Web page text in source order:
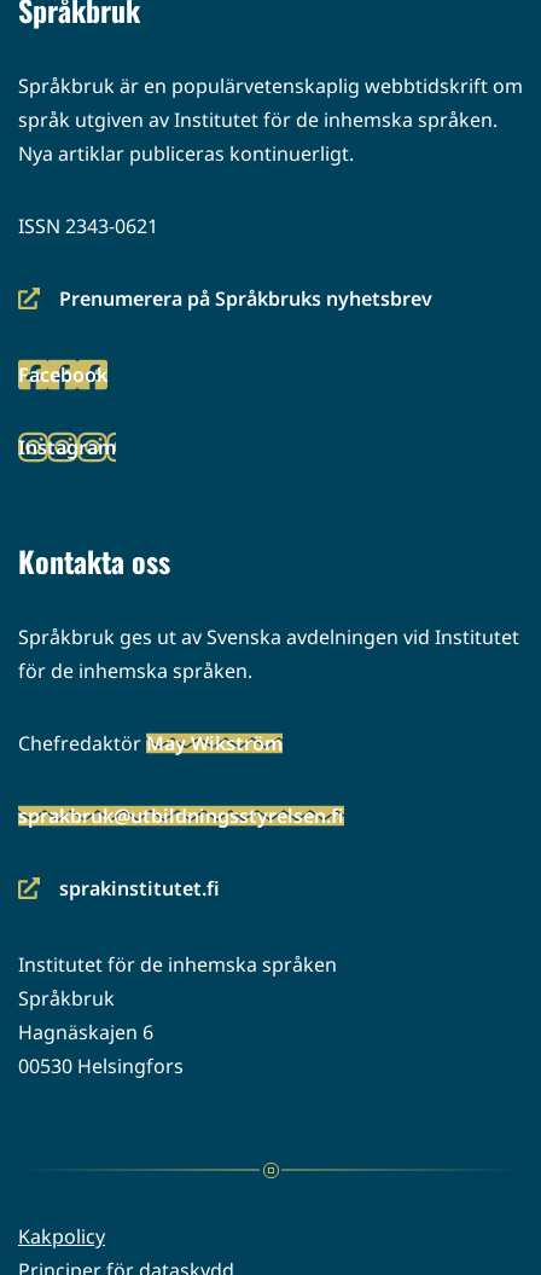
Språkbruk
Språkbruk är en populärvetenskaplig webbtidskrift om
språk utgiven av Institutet för de inhemska språken.
Nya artiklar publiceras kontinuerligt.
ISSN 2343-0621
Prenumerera på Språkbruks nyhetsbrev
(siirryt
palveluun)
Facebook
(siirryt
palveluun)
Instagram
(siirryt
Kontakta oss
Språkbruk ges ut av Svenska avdelningen vid Institutet
för de inhemska språken.
ChefredaktörMay Wikström
sprakbruk@utbildningsstyrelsen.fi
sprakinstitutet.fi
(siirryt
palveluun)
Institutet för de inhemska språken
Språkbruk
Hagnäskajen 6
00530 Helsingfors
Kakpolicy
Principer för dataskydd